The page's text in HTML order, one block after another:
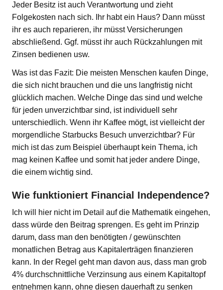
Jeder Besitz ist auch Verantwortung und zieht
Folgekosten nach sich. Ihr habt ein Haus? Dann müsst
ihr es auch reparieren, ihr müsst Versicherungen
abschließend. Ggf. müsst ihr auch Rückzahlungen mit
Zinsen bedienen usw.
Was ist das Fazit: Die meisten Menschen kaufen Dinge,
die sich nicht brauchen und die uns langfristig nicht
glücklich machen. Welche Dinge das sind und welche
für jeden unverzichtbar sind, ist individuell sehr
unterschiedlich. Wenn ihr Kaffee mögt, ist vielleicht der
morgendliche Starbucks Besuch unverzichtbar? Für
mich ist das zum Beispiel überhaupt kein Thema, ich
mag keinen Kaffee und somit hat jeder andere Dinge,
die einem wichtig sind.
Wie funktioniert Financial Independence?
Ich will hier nicht im Detail auf die Mathematik eingehen,
dass würde den Beitrag sprengen. Es geht im Prinzip
darum, dass man den benötigten / gewünschten
monatlichen Betrag aus Kapitalerträgen finanzieren
kann. In der Regel geht man davon aus, dass man grob
4% durchschnittliche Verzinsung aus einem Kapitaltopf
entnehmen kann, ohne diesen dauerhaft zu senken